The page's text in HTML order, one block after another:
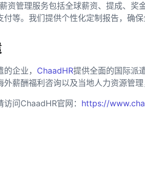
资管理服务包括全球薪资、提成、奖
付等。我们提供个性化定制报告，确
企业， ChaadHR提供全面的国际派
外薪酬福利咨询以及当地人力资源管
问ChaadHR官网： https://